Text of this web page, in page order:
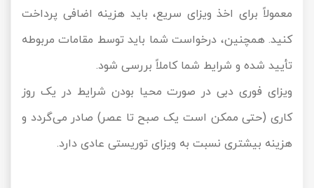
معمولاً برای اخذ ویزای سریع، باید هزینه اضافی پرداخت
کنید. همچنین، درخواست شما باید توسط مقامات مربوطه
تأیید شده و شرایط شما کاملاً بررسی شود.
ویزای فوری دبی در صورت محیا بودن شرایط در یک روز
کاری (حتی ممکن است یک صبح تا عصر) صادر می‌گردد و
هزینه بیشتری نسبت به ویزای توریستی عادی دارد.